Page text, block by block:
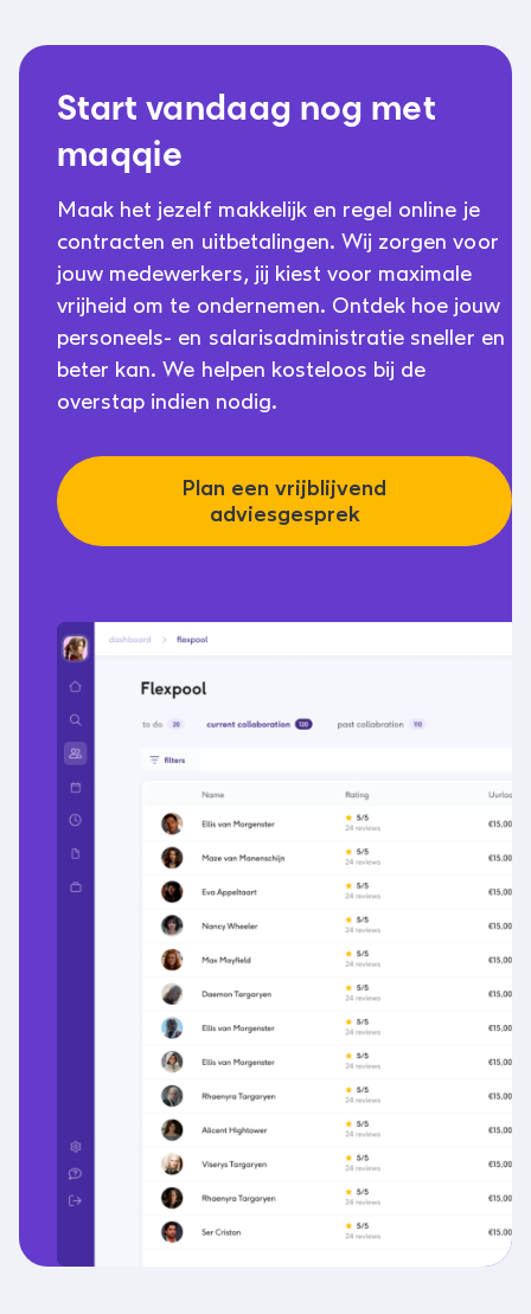
Start vandaag nog met
maqqie
Maak het jezelf makkelijk en regel online je
contracten en uitbetalingen. Wij zorgen voor
jouw medewerkers, jij kiest voor maximale
vrijheid om te ondernemen. Ontdek hoe jouw
personeels- en salarisadministratie sneller en
beter kan. We helpen kosteloos bij de
overstap indien nodig.
Plan een vrijblijvend
adviesgesprek